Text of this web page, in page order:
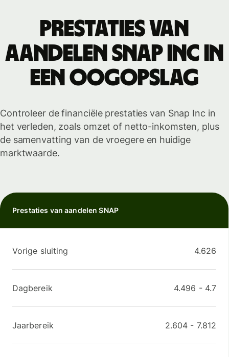
Prestaties van
aandelen Snap Inc in
een oogopslag
Controleer de financiële prestaties van Snap Inc in
het verleden, zoals omzet of netto-inkomsten, plus
de samenvatting van de vroegere en huidige
marktwaarde.
Prestaties van aandelen SNAP
Vorige sluiting 4.626
Dagbereik 4.496 - 4.7
Jaarbereik 2.604 - 7.812